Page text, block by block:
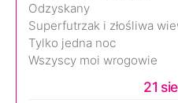
Odzyskany
Superfutrzak i złośliwa
Tylko jedna noc
Wszyscy moi wrogowie
21